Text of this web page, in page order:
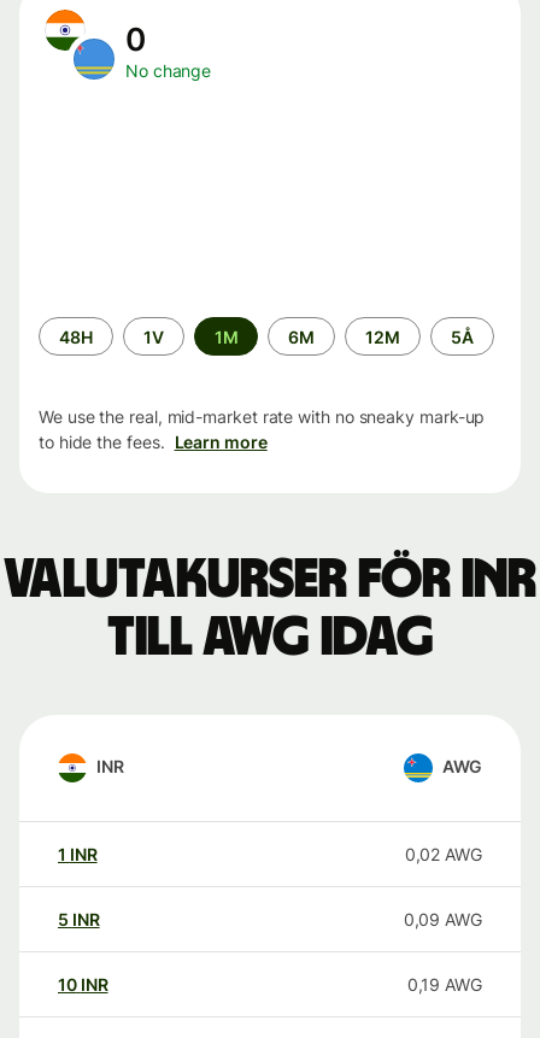
0
No change
Time
period
48H 1V 1M 6M 12M 5Å
We use the real, mid-market rate with no sneaky mark-up
to hide the fees. Learn more
Valutakurser för INR
till AWG idag
INR AWG
1 INR 0,02 AWG
5 INR 0,09 AWG
10 INR 0,19 AWG